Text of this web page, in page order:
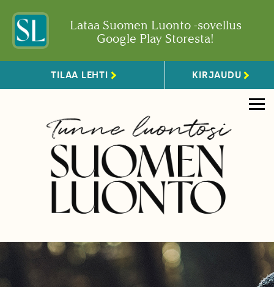
Lataa Suomen Luonto -sovellus
Google Play Storesta!
TILAA LEHTI KIRJAUDU